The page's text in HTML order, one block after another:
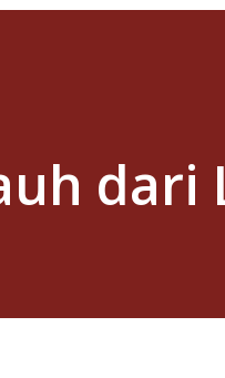
dari